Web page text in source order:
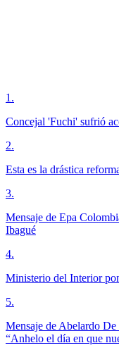
1 .
Concejal 'Fuchi' sufrió
2.
Esta es la drástica
3.
Mensaje de Epa
Ibagué
4.
Ministerio del Interior
5.
Mensaje de Abelardo
“Anhelo el día en que